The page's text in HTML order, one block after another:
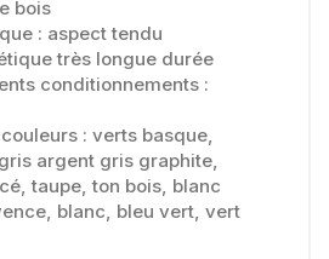
bois
: aspect tendu
très longue durée
conditionnements :
: verts basque,
argent gris graphite,
taupe, ton bois, blanc
blanc, bleu vert, vert